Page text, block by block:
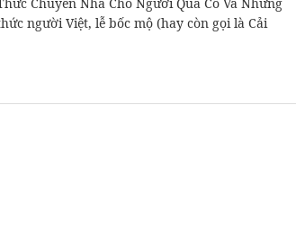
người Việt, lễ bốc mộ (hay còn gọi là Cải